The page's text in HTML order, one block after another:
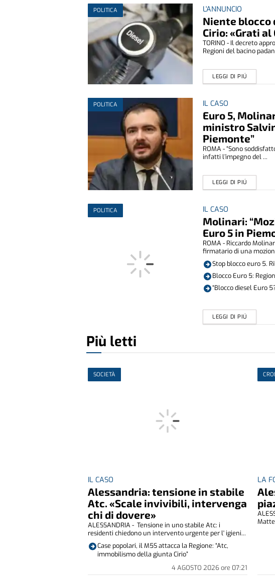
POLITICA L'ANNUNCIO
Niente blocco
Cirio: «Grati al
TORINO - Il decreto
Regioni del bacino
LEGGI DI PIÚ
POLITICA IL CASO
Euro 5,
ministro
Piemonte”
ROMA - “Sono
infatti l’impegno del ...
LEGGI DI PIÚ
POLITICA IL CASO
Molinari:
Euro 5 in
ROMA - Riccardo
firmatario di una
LEGGI DI PIÚ
Stop blocco euro 5.
Blocco Euro 5:
“Blocco diesel Euro
Più letti
SOCIETÀ
IL CASO
Alessandria: tensione in stabile
Atc. «Scale invivibili, intervenga
chi di dovere»
4 AGOSTO 2026ore 07:21
ALESSANDRIA - Tensione in uno stabile Atc: i
residenti chiedono un intervento urgente per l' igieni...
Case popolari, il M5S attacca la Regione: “Atc,
immobilismo della giunta Cirio”
LA